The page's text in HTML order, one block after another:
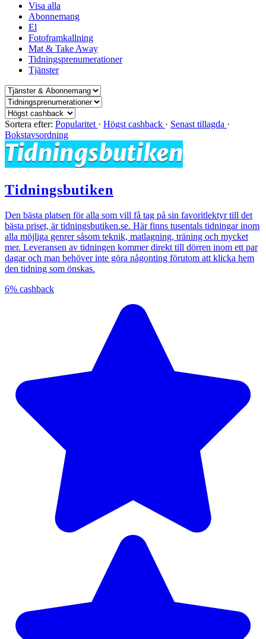
Visa alla
Abonnemang
El
Fotoframkallning
Mat & Take Away
Tidningsprenumerationer
Tjänster
Sortera efter: Popularitet · Högst cashback · Senast tillagda ·
Bokstavsordning
Tidningsbutiken
Den bästa platsen för alla som vill få tag på sin favoritlektyr till det
bästa priset, är tidningsbutiken.se. Här finns tusentals tidningar inom
alla möjliga genrer såsom teknik, matlagning, träning och mycket
mer. Leveransen av tidningen kommer direkt till dörren inom ett par
dagar och man behöver inte göra någonting förutom att klicka hem
den tidning som önskas.
6% cashback